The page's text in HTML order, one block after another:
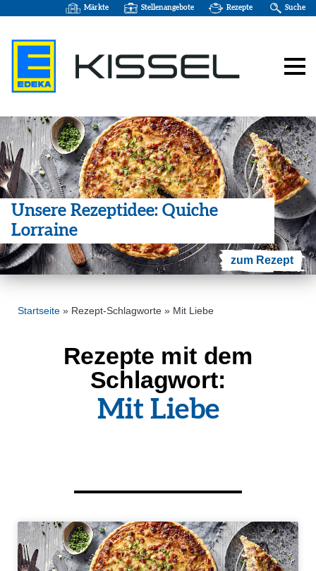
Märkte Stellenangebote Rezepte Suche
Unsere Rezep­t­idee: Quiche
Lorraine
zum Rezept
Startseite » Rezept-Schlagworte » Mit Liebe
Rezepte mit dem
Schlag­wort:
Mit Liebe